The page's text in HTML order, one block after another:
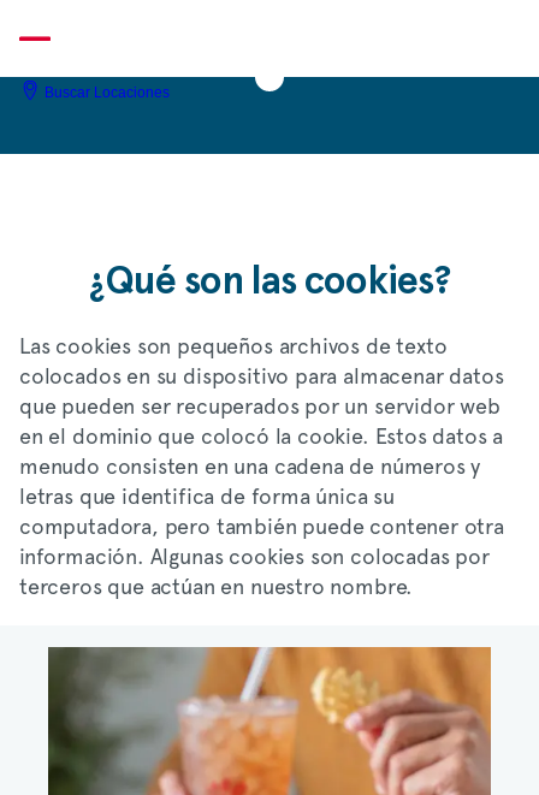
contenido
Buscar Locaciones
¿Qué son las cookies?
Las cookies son pequeños archivos de texto
colocados en su dispositivo para almacenar datos
que pueden ser recuperados por un servidor web
en el dominio que colocó la cookie. Estos datos a
menudo consisten en una cadena de números y
letras que identifica de forma única su
computadora, pero también puede contener otra
información. Algunas cookies son colocadas por
terceros que actúan en nuestro nombre.